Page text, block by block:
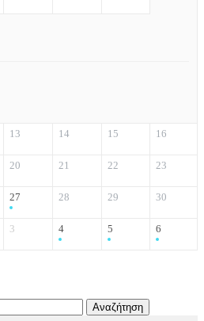
13 14 15 16
20 21 22 23
27 28 29 30
3 4 5 6